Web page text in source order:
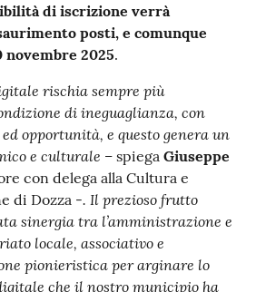
di iscrizione verrà
posti, e comunque
2025.
rischia sempre più
di ineguaglianza, con
opportunità, e questo genera un
e culturale – spiega Giuseppe
con delega alla Cultura e
di Dozza -. Il prezioso frutto
sinergia tra l’amministrazione e
locale, associativo e
pionieristica per arginare lo
che il nostro municipio ha